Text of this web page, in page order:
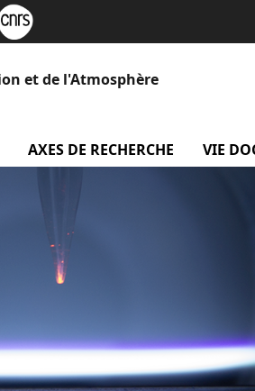
et de l'Atmosphère
menu projets-partenariats
AXES DE RECHERCHE menu
VIE